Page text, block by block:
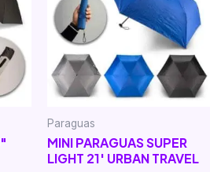
Paraguas
MINI PARAGUAS SUPER
LIGHT 21′ URBAN TRAVEL